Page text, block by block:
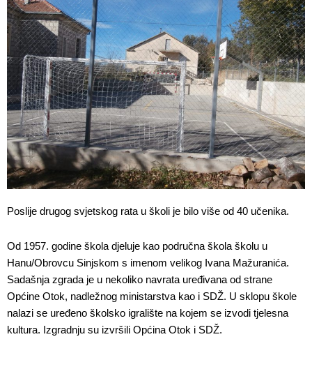
Poslije drugog svjetskog rata u školi je bilo više od 40 učenika.
Od 1957. godine škola djeluje kao područna škola školu u
Hanu/Obrovcu Sinjskom s imenom velikog Ivana Mažuranića.
Sadašnja zgrada je u nekoliko navrata uređivana od strane
Općine Otok, nadležnog ministarstva kao i SDŽ. U sklopu škole
nalazi se uređeno školsko igralište na kojem se izvodi tjelesna
kultura. Izgradnju su izvršili Općina Otok i SDŽ.